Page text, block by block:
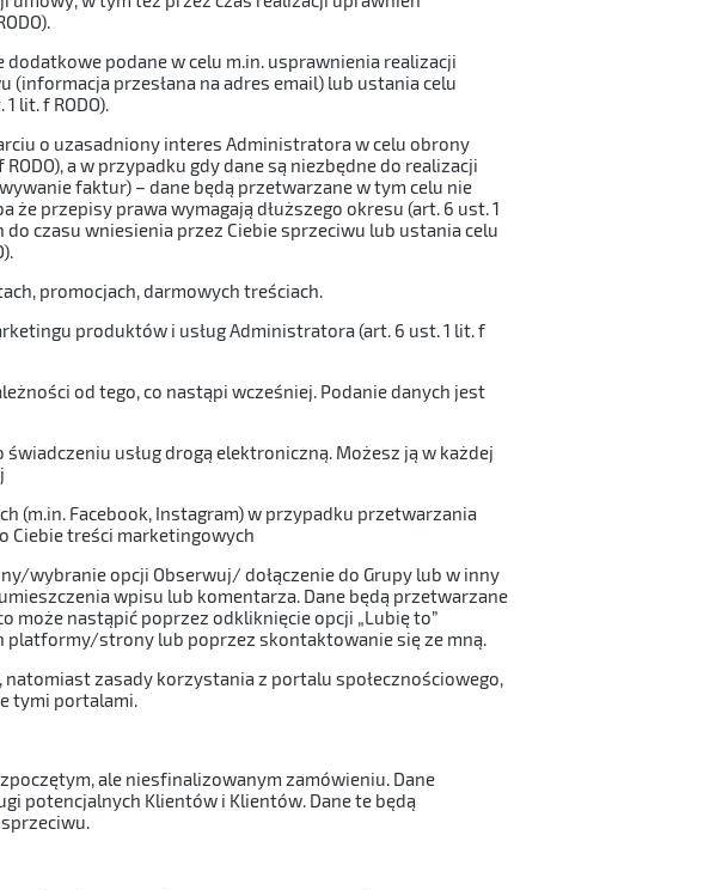
podane w celu m.in. usprawnienia realizacji
przesłana na adres email) lub ustania celu
lit. f RODO).
o uzasadniony interes Administratora w celu obrony
a w przypadku gdy dane są niezbędne do realizacji
faktur) – dane będą przetwarzane w tym celu nie
przepisy prawa wymagają dłuższego okresu (art. 6 ust. 1
czasu wniesienia przez Ciebie sprzeciwu lub ustania celu
promocjach, darmowych treściach.
produktów i usług Administratora (art. 6 ust. 1 lit. f
od tego, co nastąpi wcześniej. Podanie danych jest
usług drogą elektroniczną. Możesz ją w każdej
(m.in. Facebook, Instagram) w przypadku przetwarzania
Ciebie treści marketingowych
wybranie opcji Obserwuj/ dołączenie do Grupy lub w inny
wpisu lub komentarza. Dane będą przetwarzane
może nastąpić poprzez odkliknięcie opcji „Lubię to”
platformy/strony lub poprzez skontaktowanie się ze mną.
zasady korzystania z portalu społecznościowego,
tymi portalami.
ale niesfinalizowanym zamówieniu. Dane
potencjalnych Klientów i Klientów. Dane te będą